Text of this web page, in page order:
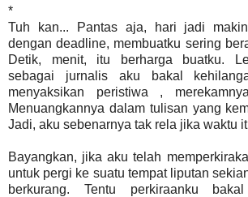
*
Tuh kan... Pantas aja, hari jadi
dengan deadline, membuatku sering
Detik, menit, itu berharga buatku.
sebagai jurnalis aku bakal
menyaksikan peristiwa ,
Menuangkannya dalam tulisan yang
Jadi, aku sebenarnya tak rela jika waktu
Bayangkan, jika aku telah
untuk pergi ke suatu tempat liputan
berkurang. Tentu perkiraanku